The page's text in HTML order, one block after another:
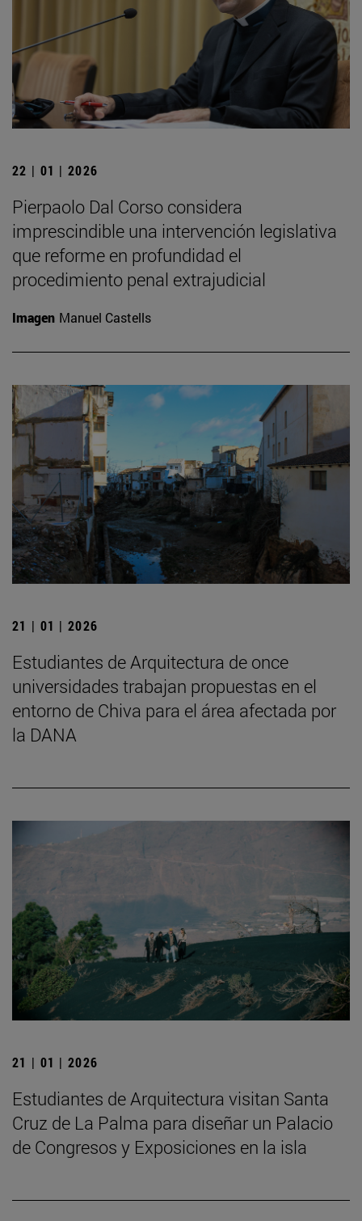
22 | 01 | 2026
Pierpaolo Dal Corso considera
imprescindible una intervención legislativa
que reforme en profundidad el
procedimiento penal extrajudicial
Imagen Manuel Castells
21 | 01 | 2026
Estudiantes de Arquitectura de once
universidades trabajan propuestas en el
entorno de Chiva para el área afectada por
la DANA
21 | 01 | 2026
Estudiantes de Arquitectura visitan Santa
Cruz de La Palma para diseñar un Palacio
de Congresos y Exposiciones en la isla